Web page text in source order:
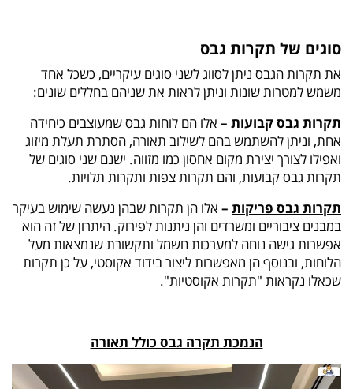
סוגים של תקרות גבס
את תקרות הגבס ניתן לסווג לשני סוגים עיקריים, כשכל אחד
משמש למטרות שונות וניתן לראות את שניהם בחללים שונים:
תקרות גבס קבועות – אלו הם לוחות גבס שמעוצבים כיחידה
אחת, וניתן להשתמש בהם לשילוב תאורה, הסתרת תעלת מיזוג
ואפילו לצורך יצירת מקום אחסון כמו מזווה. ישנם שני סוגים של
תקרות גבס קבועות, והם תקרות צפות ותקרות תלויות.
תקרות גבס פריקות – אלו הן תקרות שבהן נעשה שימוש בעיקר
במבנים ציבוריים ומשרדים והן ניתנות לפירוק. היתרון של זה הוא
אפשרות גישה נוחה למערכות חשמל ותקשורת שנמצאות מעל
הלוחות, ובנוסף הן מאפשרות ליצור בידוד אקוסטי, על כן תקרות
שכאלו נקראות "תקרות אקוסטיות".
הנמכת תקרה גבס כולל תאורה